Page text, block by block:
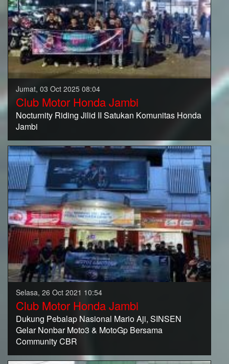
Jumat, 03 Oct 2025 08:04
Club Motor Honda Jambi
Nocturnity Riding Jilid II Satukan Komunitas Honda
Jambi
Selasa, 26 Oct 2021 10:54
Club Motor Honda Jambi
Dukung Pebalap Nasional Mario Aji, SINSEN
Gelar Nonbar Moto3 & MotoGp Bersama
Community CBR